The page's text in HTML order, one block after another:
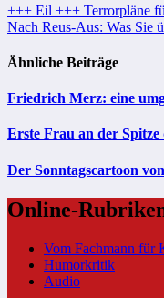
+++ Eil +++ Terrorpläne
Nach Reus-Aus: Was Sie
Ähnliche Beiträge
Friedrich Merz: eine
Erste Frau an der Spitze
Der Sonntagscartoon
Online-
Vom Fachmann für
Humorkritik
Audio